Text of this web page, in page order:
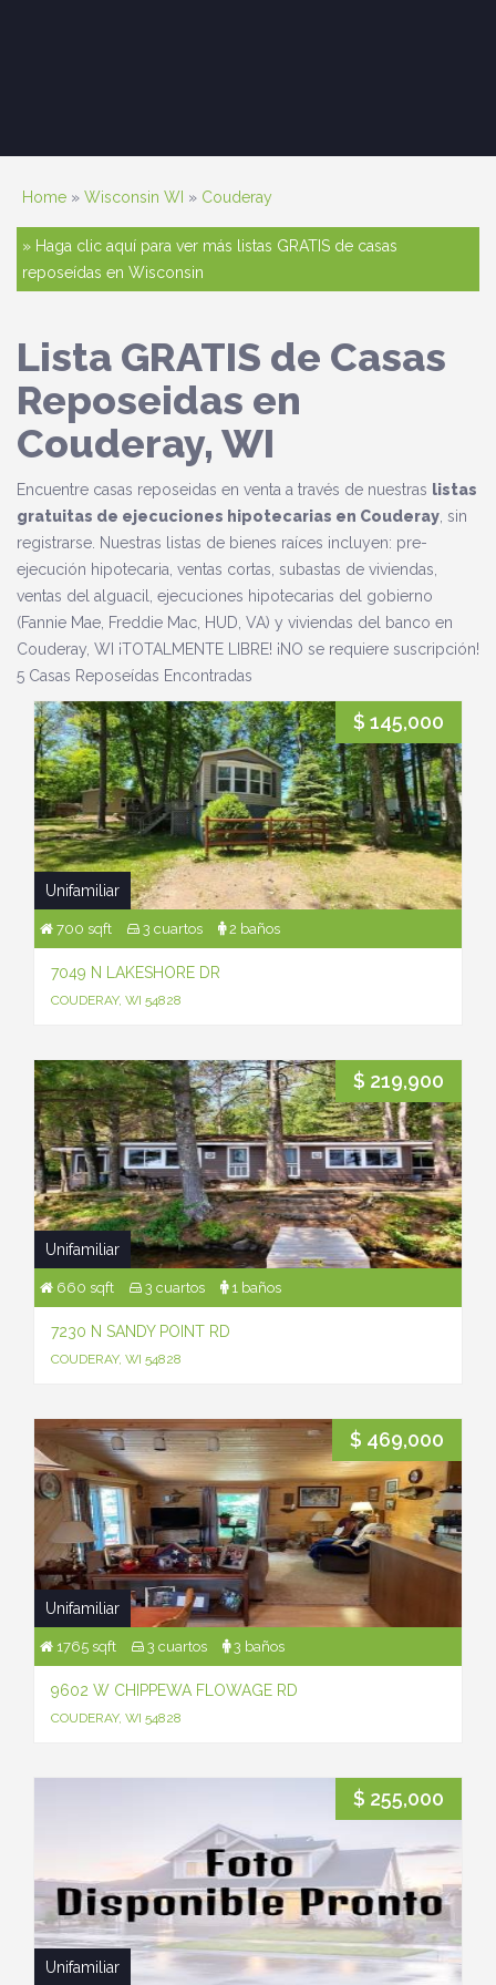
Home » Wisconsin WI » Couderay
» Haga clic aquí para ver más listas GRATIS de casas
reposeídas en Wisconsin
Lista GRATIS de Casas
Reposeidas en
Couderay, WI
Encuentre casas reposeidas en venta a través de nuestras listas
gratuitas de ejecuciones hipotecarias en Couderay , sin
registrarse. Nuestras listas de bienes raíces incluyen: pre-
ejecución hipotecaria, ventas cortas, subastas de viviendas,
ventas del alguacil, ejecuciones hipotecarias del gobierno
(Fannie Mae, Freddie Mac, HUD, VA) y viviendas del banco en
Couderay, WI ¡TOTALMENTE LIBRE! ¡NO se requiere suscripción!
5 Casas Reposeídas Encontradas
$ 145,000
Unifamiliar
700 sqft 3 cuartos 2 baños
7049 N LAKESHORE DR
COUDERAY, WI 54828
$ 219,900
Unifamiliar
660 sqft 3 cuartos 1 baños
7230 N SANDY POINT RD
COUDERAY, WI 54828
$ 469,000
Unifamiliar
1765 sqft 3 cuartos 3 baños
9602 W CHIPPEWA FLOWAGE RD
COUDERAY, WI 54828
$ 255,000
Unifamiliar